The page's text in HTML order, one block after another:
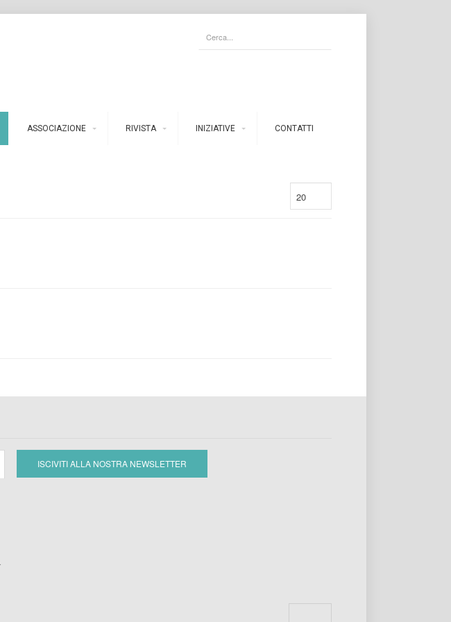
ASSOCIAZIONE RIVISTA INIZIATIVE CONTATTI
20